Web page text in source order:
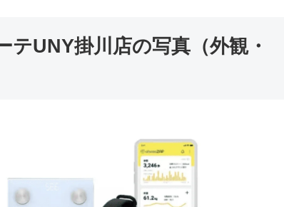
UNY掛川店の写真（外観・